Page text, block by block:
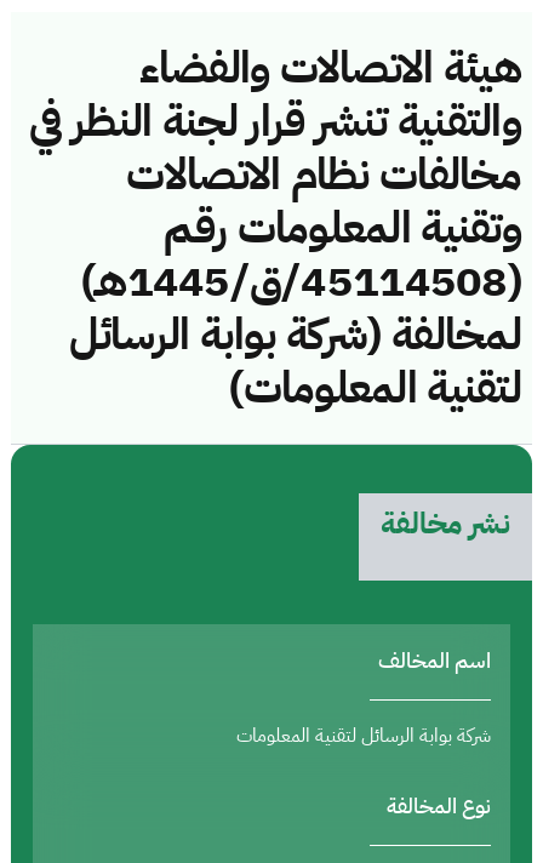
هيئة الاتصالات والفضاء
والتقنية تنشر قرار لجنة النظر في
مخالفات نظام الاتصالات
وتقنية المعلومات رقم
(45114508/ق/1445هـ)
لمخالفة (شركة بوابة الرسائل
لتقنية المعلومات)
نشر مخالفة
اسم المخالف
شركة بوابة الرسائل لتقنية المعلومات
نوع المخالفة